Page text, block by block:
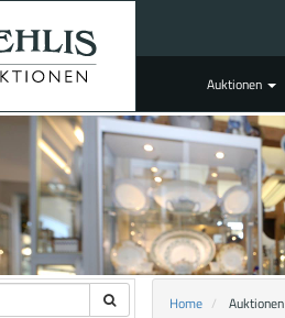
Auktionen
Home Auktionen